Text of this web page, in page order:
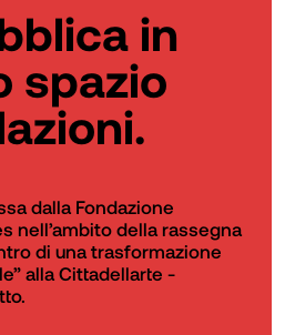
in
spazio
dalla Fondazione
nell’ambito della rassegna
di una trasformazione
alla Cittadellarte -